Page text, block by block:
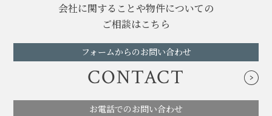
会社に関することや物件についての
ご相談はこちら
フォームからのお問い合わせ
CONTACT
お電話でのお問い合わせ